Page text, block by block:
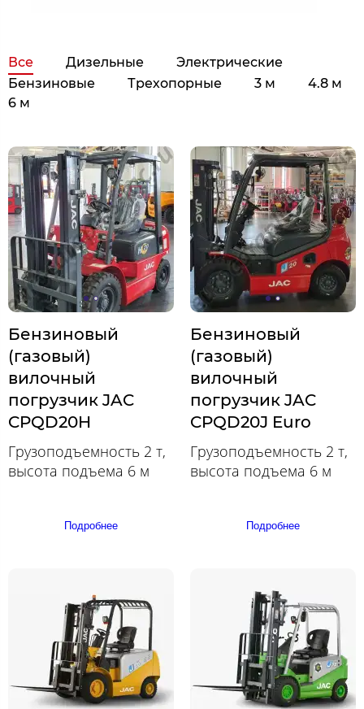
Все Дизельные
Электрические
Бензиновые
Трехопорные 3 м
4.8 м
6 м
Бензиновый
(газовый)
вилочный
погрузчик JAC
CPQD20H
Грузоподъемность 2 т,
высота подъема 6 м
Подробнее
Бензиновый
(газовый)
вилочный
погрузчик JAC
CPQD20J Euro
Грузоподъемность 2 т,
высота подъема 6 м
Подробнее